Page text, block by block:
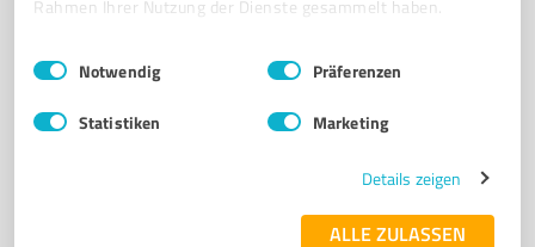
Rahmen Ihrer Nutzung der Dienste gesammelt haben.
Impressum Datenschutzbestimmungen
Einwilligungsauswahl
Notwendig Präferenzen
Statistiken Marketing
Details zeigen
ALLE ZULASSEN
info@diakoneo.de www.bszneuendettelsau.de/
3,90 / 5,00
Bildung, Ausbildung & Weiterbildung